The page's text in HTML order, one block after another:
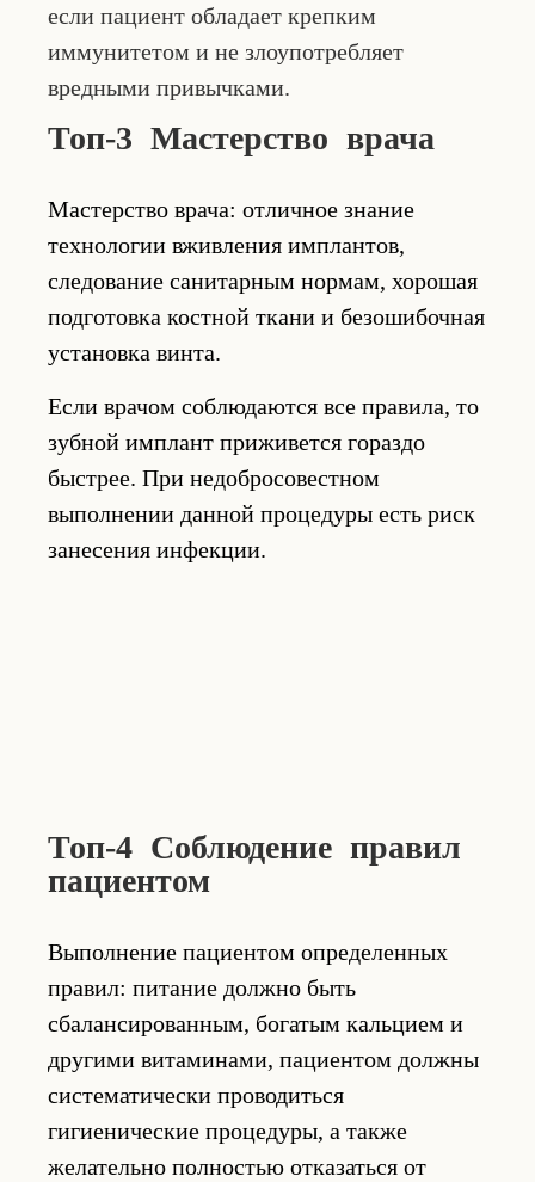
если пациент обладает крепким
иммунитетом и не злоупотребляет
вредными привычками.
Топ-3 Мастерство врача
Мастерство врача: отличное знание
технологии вживления имплантов,
следование санитарным нормам, хорошая
подготовка костной ткани и безошибочная
установка винта.
Если врачом соблюдаются все правила, то
зубной имплант приживется гораздо
быстрее. При недобросовестном
выполнении данной процедуры есть риск
занесения инфекции.
Топ-4 Соблюдение правил
пациентом
Выполнение пациентом определенных
правил: питание должно быть
сбалансированным, богатым кальцием и
другими витаминами, пациентом должны
систематически проводиться
гигиенические процедуры, а также
желательно полностью отказаться от